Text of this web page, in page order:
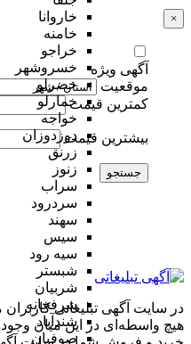
خاروانا
خامنه
خراجو
خسروشهر
خضرلو
خمارلو
خواجه
دوزدوزان
زرنق
زنوز
سراب
سردرود
سهند
سیس
سیه رود
شبستر
شربیان
شرفخانه
شندآباد
صوفیان
×
آگهی ویژه
موقعیت
کمترین قیمت
بیشترین قیمت
جستجو
در سایت آگهی تبلیغاتی
هیچ واسطه‌ای در این میان